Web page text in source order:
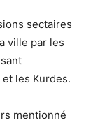
sectaires
ville par les
les Kurdes.
mentionné